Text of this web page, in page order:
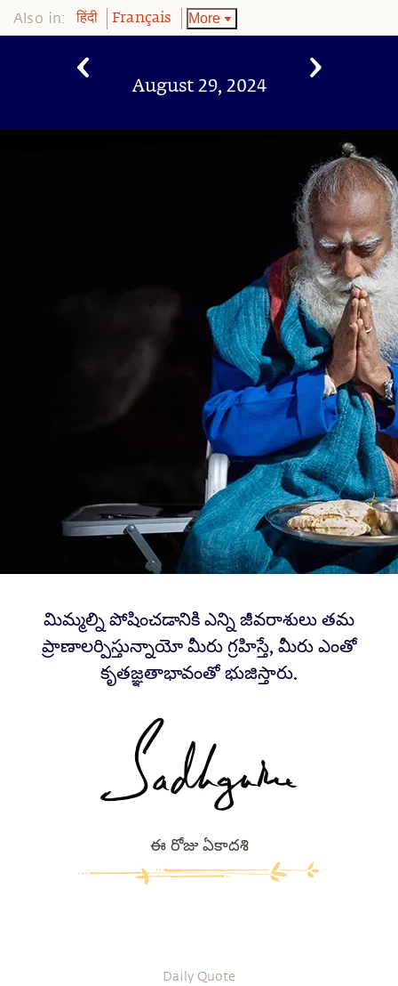
Also in: हिंदी Français More
August 29, 2024
మిమ్మల్ని పోషించడానికి ఎన్ని జీవరాశులు తమ
ప్రాణాలర్పిస్తున్నాయో మీరు గ్రహిస్తే, మీరు ఎంతో
కృతజ్ఞతాభావంతో భుజిస్తారు.
ఈ రోజు ఏకాదశి
Daily Quote